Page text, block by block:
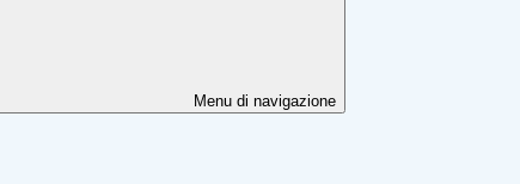
Menu di navigazione